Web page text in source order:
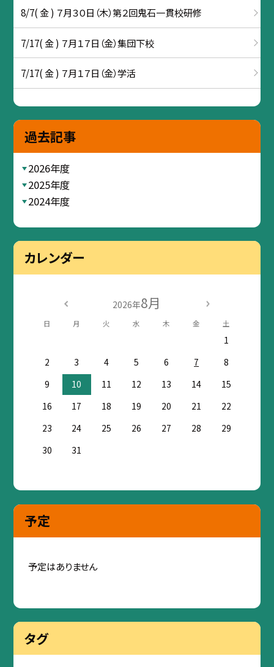
8/7( 金 ) ７月３０日（木）第２回鬼石一貫校研修
7/17( 金 ) ７月１７日（金）集団下校
7/17( 金 ) ７月１７日（金）学活
過去記事
2026年度
2025年度
2024年度
カレンダー
2026年8月
日 月 火 水 木 金 土
1
2
3 4 5 6 7
8
9
10 11 12 13 14
15
16
17 18 19 20 21
22
23
24 25 26 27 28
29
30
31
予定
予定はありません
タグ